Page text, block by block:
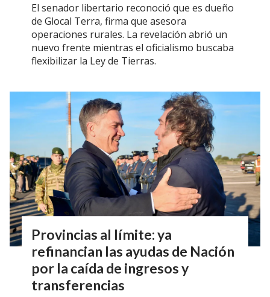
El senador libertario reconoció que es dueño
de Glocal Terra, firma que asesora
operaciones rurales. La revelación abrió un
nuevo frente mientras el oficialismo buscaba
flexibilizar la Ley de Tierras.
Provincias al límite: ya
refinancian las ayudas de Nación
por la caída de ingresos y
transferencias